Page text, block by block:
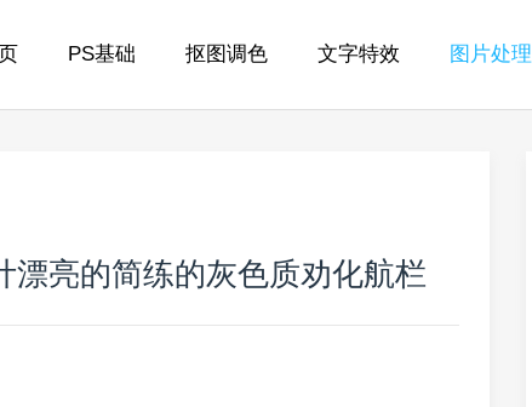
PS基础 抠图调色 文字特效 图片处理
漂亮的简练的灰色质劝化航栏